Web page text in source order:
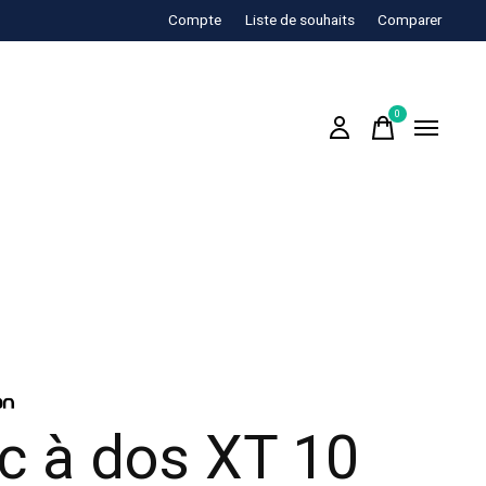
Compte Liste de souhaits Comparer
0items
à dos XT 10